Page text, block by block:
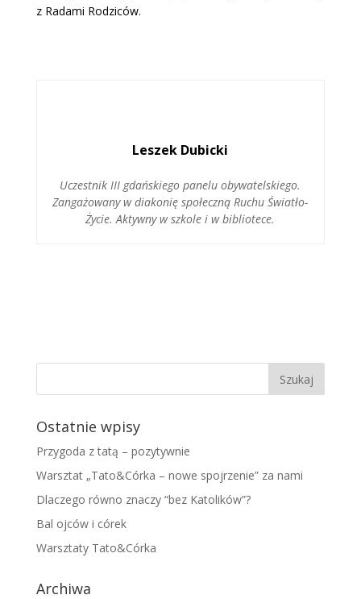
z Radami Rodziców.
Leszek Dubicki
Uczestnik III gdańskiego panelu obywatelskiego.
Zangażowany w diakonię społeczną Ruchu Światło-
Życie. Aktywny w szkole i w bibliotece.
Ostatnie wpisy
Przygoda z tatą – pozytywnie
Warsztat „Tato&Córka – nowe spojrzenie” za nami
Dlaczego równo znaczy “bez Katolików”?
Bal ojców i córek
Warsztaty Tato&Córka
Archiwa